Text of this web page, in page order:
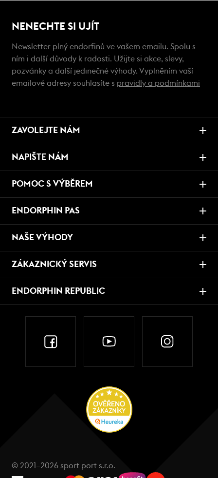
NENECHTE SI UJÍT
Newsletter plný endorfinů ve vašem emailu. Spolu s
ním i další důvody k radosti. Užijte si akce, slevy,
pozvánky a další jedinečné výhody. Vyplněním vaší
emailové adresy souhlasíte s pravidly a podmínkami
ZAVOLEJTE NÁM
NAPIŠTE NÁM
POMOC S VÝBĚREM
ENDORPHIN PAS
NAŠE VÝHODY
ZÁKAZNICKÝ SERVIS
ENDORPHIN REPUBLIC
© 2021–2026 sport port s.r.o.